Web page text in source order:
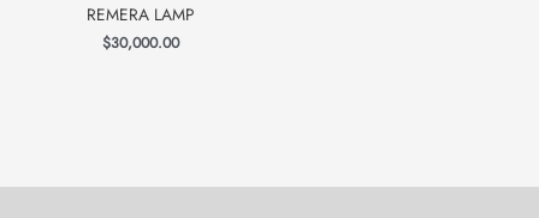
REMERA LAMP
$30,000.00